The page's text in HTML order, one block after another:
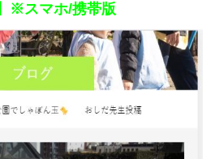
※スマホ/携帯版